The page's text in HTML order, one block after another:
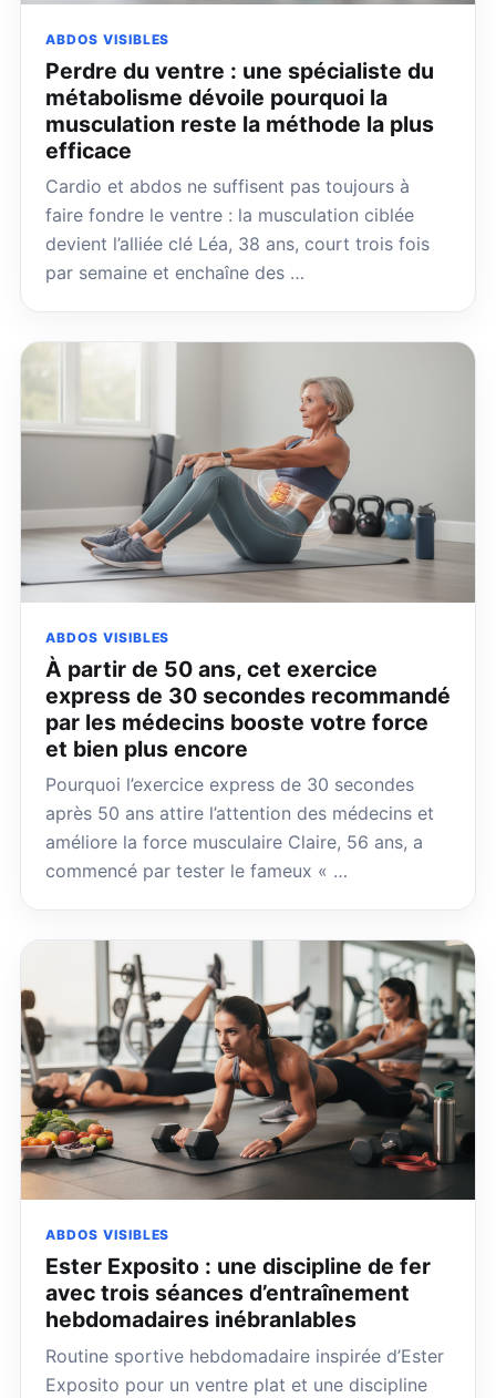
ABDOS VISIBLES
Perdre du ventre : une spécialiste du
métabolisme dévoile pourquoi la
musculation reste la méthode la plus
efficace
Cardio et abdos ne suffisent pas toujours à
faire fondre le ventre : la musculation ciblée
devient l’alliée clé Léa, 38 ans, court trois fois
par semaine et enchaîne des …
ABDOS VISIBLES
À partir de 50 ans, cet exercice
express de 30 secondes recommandé
par les médecins booste votre force
et bien plus encore
Pourquoi l’exercice express de 30 secondes
après 50 ans attire l’attention des médecins et
améliore la force musculaire Claire, 56 ans, a
commencé par tester le fameux « …
ABDOS VISIBLES
Ester Exposito : une discipline de fer
avec trois séances d’entraînement
hebdomadaires inébranlables
Routine sportive hebdomadaire inspirée d’Ester
Exposito pour un ventre plat et une discipline